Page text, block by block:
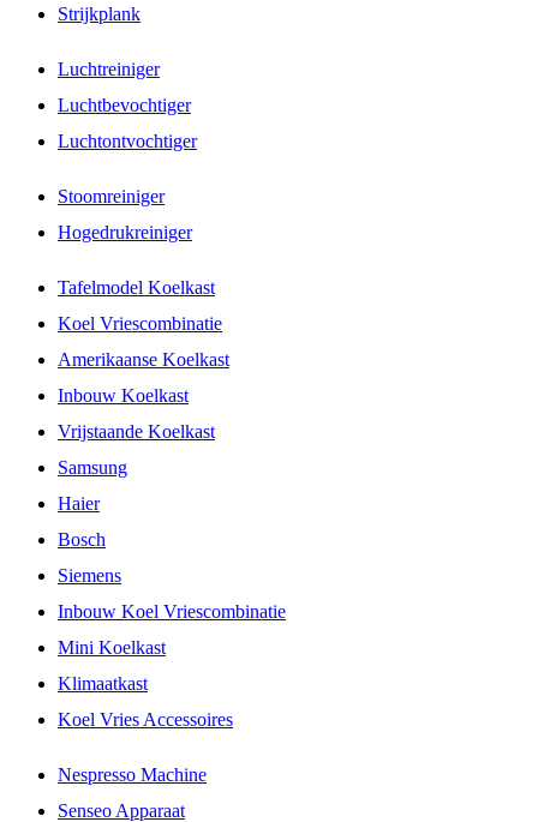
Strijkplank
Luchtreiniger
Luchtbevochtiger
Luchtontvochtiger
Stoomreiniger
Hogedrukreiniger
Tafelmodel Koelkast
Koel Vriescombinatie
Amerikaanse Koelkast
Inbouw Koelkast
Vrijstaande Koelkast
Samsung
Haier
Bosch
Siemens
Inbouw Koel Vriescombinatie
Mini Koelkast
Klimaatkast
Koel Vries Accessoires
Nespresso Machine
Senseo Apparaat